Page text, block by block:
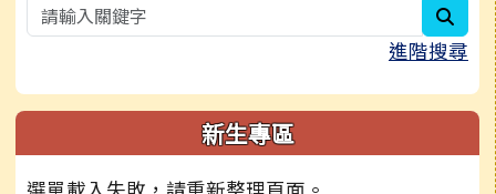
進階搜尋
新生專區